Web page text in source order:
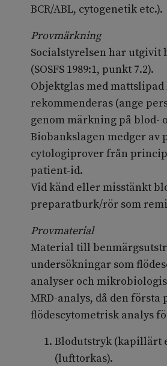
BCR/ABL, cytogenetik etc.).
Provmärkning
Socialstyrelsen har utgivit
(SOSFS 1989:1, punkt 7.2).
Objektglas med
rekommenderas (ange
genom märkning på blod-
Biobankslagen medger
cytologiprover från
patient-id.
Vid känd eller misstänkt
preparatburk/rör som
Provmaterial
Material till
undersökningar som
analyser och
MRD-analys, då den
flödescytometrisk analys
Blodutstryk (kapillärt
(lufttorkas).